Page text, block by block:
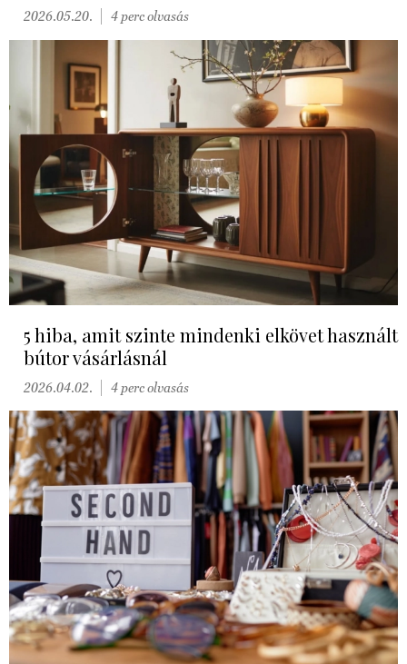
2026.05.20. 4 perc olvasás
5 hiba, amit szinte mindenki elkövet használt
bútor vásárlásnál
2026.04.02. 4 perc olvasás